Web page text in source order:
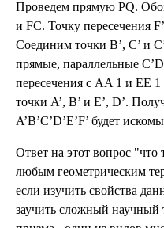
Проведем прямую PQ.
и FC. Точку пересечения
Соединим точки B’, C’ и
прямые, параллельные
пересечения с AA 1 и EE
точки A’, B’ и E’, D’.
A’B’C’D’E’F’ будет
Ответ на этот вопрос "что
любым геометрическим
если изучить свойства
заучить сложный научный